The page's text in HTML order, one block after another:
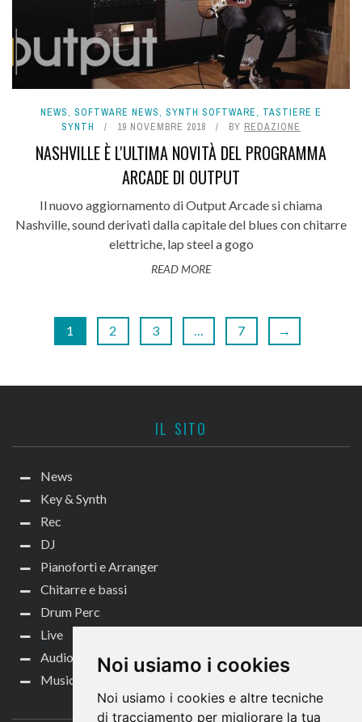
Noi usiamo i cookies
Noi usiamo i cookies e altre tecniche
di tracciamento per migliorare la tua
NEWS, SOFTWARE NEWS, SYNTH SOFTWARE, TASTIERE E
SYNTH
19 NOVEMBRE 2018 BY REDAZIONE
NASHVILLE È L'ULTIMA NOVITÀ DEL PROGRAMMA
ARCADE DI OUTPUT
Il nuovo aggiornamento di Output Arcade si chiama
Nashville, sound derivati dalla capitale del blues con chitarre
elettriche, lap steel a gogo
READ MORE
1 2 3 … 7 →
IL SITO
News
Key & Synth
Rec
DJ
Pianoforti e Arranger
Chitarre e bassi
Drum Perc
Live
Audio per video
Music Life
CONTATTACI